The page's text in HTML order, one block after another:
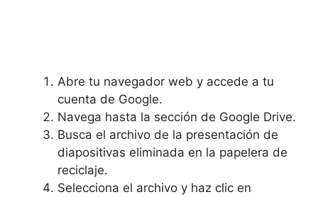
Abre ​tu navegador web ‌y accede a tu‌
cuenta de ⁣Google.
Navega hasta ​la sección⁢ de ⁣Google Drive.
Busca el archivo de la presentación de
⁢diapositivas ​eliminada en ⁣la papelera de
‌reciclaje.
Selecciona el ⁣archivo ⁤y ⁣haz clic en